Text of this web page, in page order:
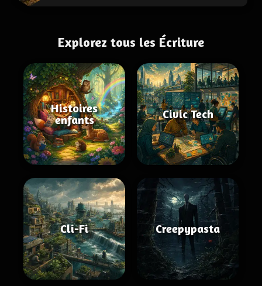
Explorez tous les Écriture
Histoires
enfants
Civic Tech
Cli-Fi Creepypasta